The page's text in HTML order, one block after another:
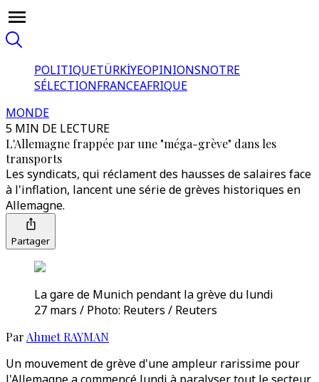
POLITIQUETÜRKİYEOPINIONSNOTRE
SÉLECTIONFRANCEAFRIQUE
MONDE
5 MIN DE LECTURE
L'Allemagne frappée par une "méga-grève" dans les
transports
Les syndicats, qui réclament des hausses de salaires face
à l'inflation, lancent une série de grèves historiques en
Allemagne.
Partager
La gare de Munich pendant la grève du lundi
27 mars / Photo: Reuters / Reuters
Par Ahmet RAYMAN
Un mouvement de grève d'une ampleur rarissime pour